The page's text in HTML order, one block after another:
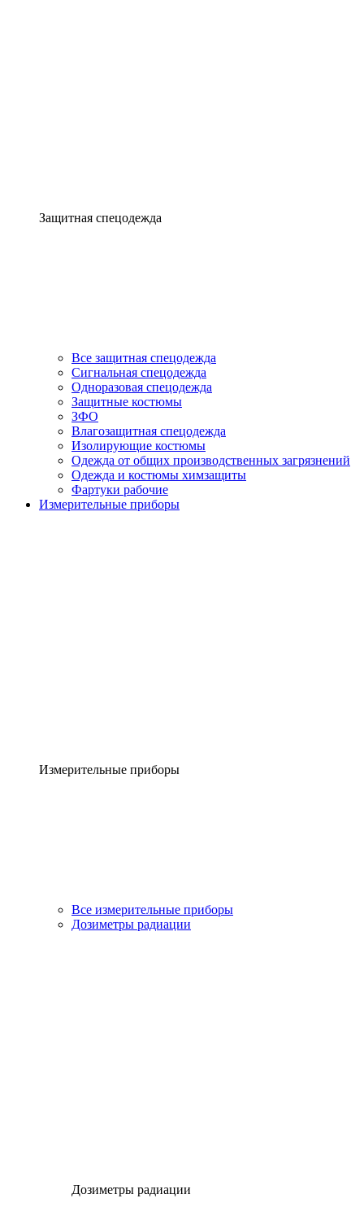
Защитная спецодежда
Все защитная спецодежда
Сигнальная спецодежда
Одноразовая спецодежда
Защитные костюмы
ЗФО
Влагозащитная спецодежда
Изолирующие костюмы
Одежда от общих производственных загрязнений
Одежда и костюмы химзащиты
Фартуки рабочие
Измерительные приборы
Измерительные приборы
Все измерительные приборы
Дозиметры радиации
Дозиметры радиации